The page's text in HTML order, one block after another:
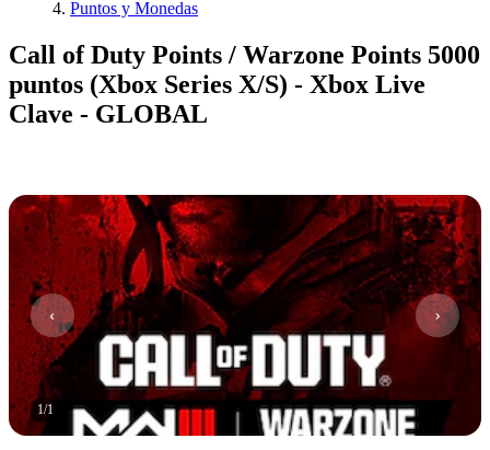
Puntos y Monedas
Call of Duty Points / Warzone Points 5000
puntos (Xbox Series X/S) - Xbox Live
Clave - GLOBAL
1/1